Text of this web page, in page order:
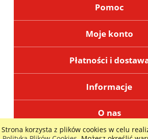
Strona korzysta z plików cookies w celu
Pomoc
Moje konto
Płatności i
Informacje
O nas